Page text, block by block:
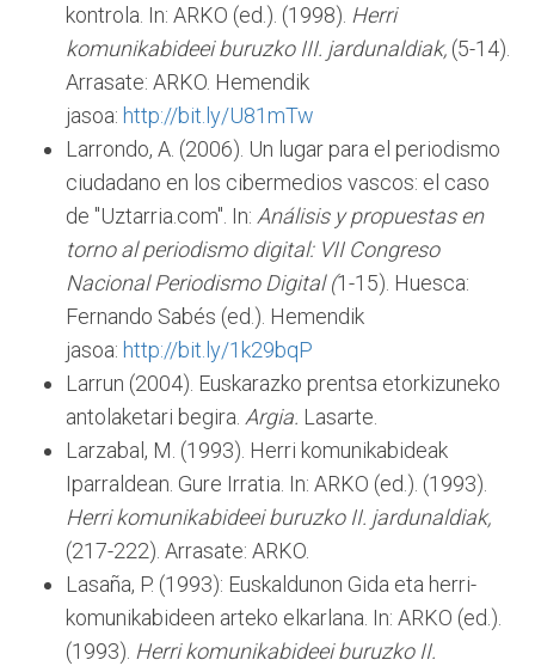
kontrola. In: ARKO (ed.). (1998). Herri
komunikabideei buruzko III. jardunaldiak, (5-14).
Arrasate: ARKO. Hemendik
jasoa: http://bit.ly/U81mTw
Larrondo, A. (2006). Un lugar para el periodismo
ciudadano en los cibermedios vascos: el caso
de "Uztarria.com". In: Análisis y propuestas en
torno al periodismo digital: VII Congreso
Nacional Periodismo Digital (1-15). Huesca:
Fernando Sabés (ed.). Hemendik
jasoa: http://bit.ly/1k29bqP
Larrun (2004). Euskarazko prentsa etorkizuneko
antolaketari begira. Argia. Lasarte.
Larzabal, M. (1993). Herri komunikabideak
Iparraldean. Gure Irratia. In: ARKO (ed.). (1993).
Herri komunikabideei buruzko II. jardunaldiak,
(217-222). Arrasate: ARKO.
Lasaña, P. (1993): Euskaldunon Gida eta herri-
komunikabideen arteko elkarlana. In: ARKO (ed.).
(1993). Herri komunikabideei buruzko II.